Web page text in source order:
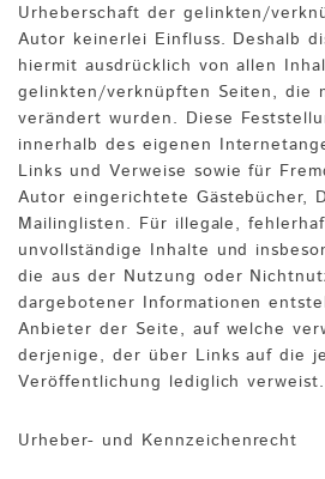
Urheberschaft der gelinkten/
Autor keinerlei Einfluss. Deshalb
hiermit ausdrücklich von allen
gelinkten/verknüpften Seiten, die
verändert wurden. Diese
innerhalb des eigenen
Links und Verweise sowie für
Autor eingerichtete Gästebücher,
Mailinglisten. Für illegale,
unvollständige Inhalte und
die aus der Nutzung oder
dargebotener Informationen
Anbieter der Seite, auf welche
derjenige, der über Links auf die
Veröffentlichung lediglich verweist.
Urheber- und Kennzeichenrecht